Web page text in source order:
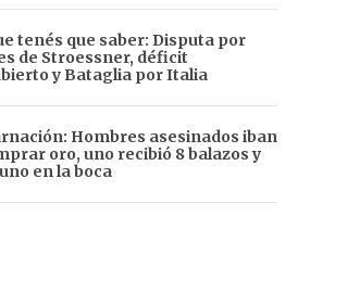
tenés que saber: Disputa por
de Stroessner, déficit
y Bataglia por Italia
Hombres asesinados iban
oro, uno recibió 8 balazos y
en la boca